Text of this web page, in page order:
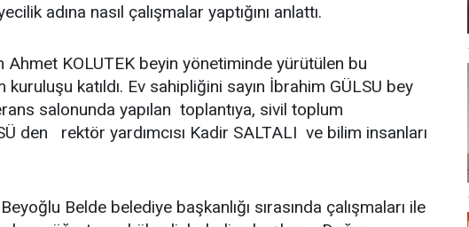
adına nasıl çalışmalar yaptığını anlattı.
Ahmet KOLUTEK beyin yönetiminde yürütülen bu
katıldı. Ev sahipliğini sayın İbrahim GÜLSU bey
salonunda yapılan toplantıya, sivil toplum
den rektör yardımcısı Kadir SALTALI ve bilim insanları
Belde belediye başkanlığı sırasında çalışmaları ile